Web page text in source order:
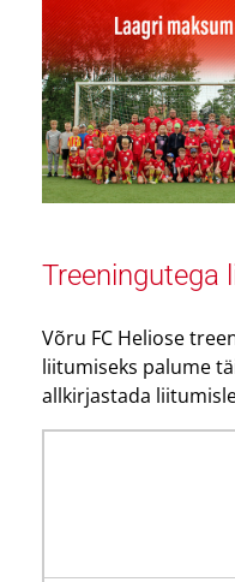
Treeningutega
Võru FC Heliose
liitumiseks palume
allkirjastada